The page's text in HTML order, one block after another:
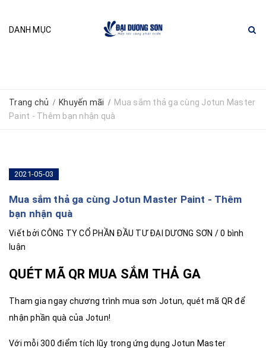
DANH MỤC
Trang chủ / Khuyến mãi / Mua sắm thả ga cùng Jotun Master
Paint - Thêm bạn nhận quà
2021-05-03
Mua sắm thả ga cùng Jotun Master Paint - Thêm
bạn nhận quà
Viết bởiCÔNG TY CỔ PHẦN ĐẦU TƯ ĐẠI DƯƠNG SƠN / 0 bình
luận
QUÉT MÃ QR MUA SẮM THẢ GA
Tham gia ngay chương trình mua sơn Jotun, quét mã QR để
nhận phần quà của Jotun!
Với mỗi 300 điểm tích lũy trong ứng dụng Jotun Master